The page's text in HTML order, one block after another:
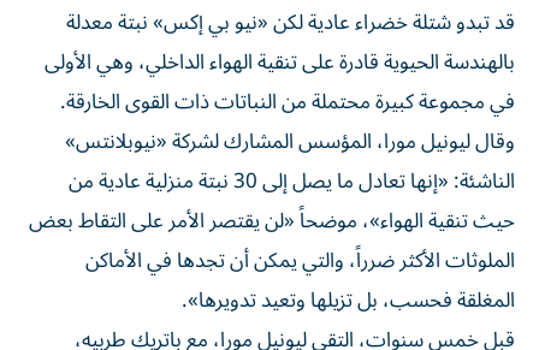
قد تبدو شتلة خضراء عادية لكن «نيو بي إكس» نبتة معدلة
بالهندسة الحيوية قادرة على تنقية الهواء الداخلي، وهي الأولى
في مجموعة كبيرة محتملة من النباتات ذات القوى الخارقة.
وقال ليونيل مورا، المؤسس المشارك لشركة «نيوبلانتس»
الناشئة: «إنها تعادل ما يصل إلى 30 نبتة منزلية عادية من
حيث تنقية الهواء»، موضحاً «لن يقتصر الأمر على التقاط بعض
الملوثات الأكثر ضرراً، والتي يمكن أن تجدها في الأماكن
المغلقة فحسب، بل تزيلها وتعيد تدويرها».
قبل خمس سنوات، التقى ليونيل مورا، مع باتريك طربيه،